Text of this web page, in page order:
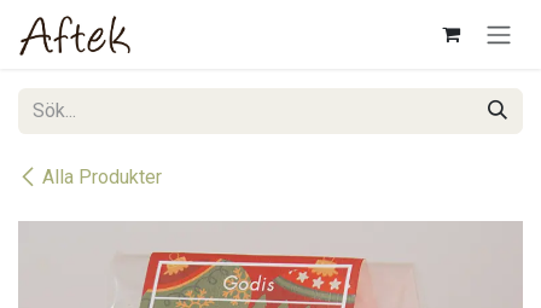
Hoppa till innehåll
Alla Produkter